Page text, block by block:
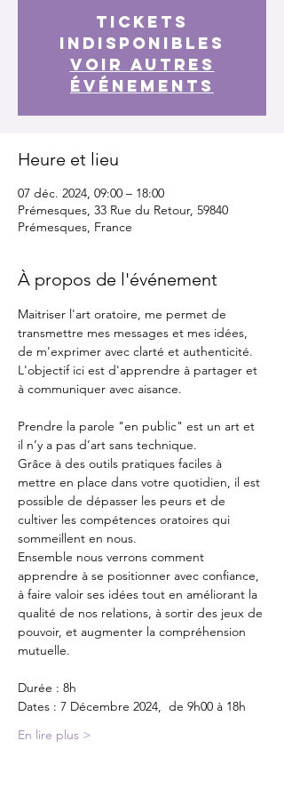
Tickets
indisponibles
Voir autres
événements
Heure et lieu
07 déc. 2024, 09:00 – 18:00
Prémesques, 33 Rue du Retour, 59840
Prémesques, France
À propos de l'événement
Maitriser l'art oratoire, me permet de
transmettre mes messages et mes idées,
de m'exprimer avec clarté et authenticité.
L'objectif ici est d'apprendre à partager et
à communiquer avec aisance.
Prendre la parole "en public" est un art et
il n’y a pas d’art sans technique.
Grâce à des outils pratiques faciles à
mettre en place dans votre quotidien, il est
possible de dépasser les peurs et de
cultiver les compétences oratoires qui
sommeillent en nous.
Ensemble nous verrons comment
apprendre à se positionner avec confiance,
à faire valoir ses idées tout en améliorant la
qualité de nos relations, à sortir des jeux de
pouvoir, et augmenter la compréhension
mutuelle.
Durée : 8h
Dates : 7 Décembre 2024,  de 9h00 à 18h
En lire plus >